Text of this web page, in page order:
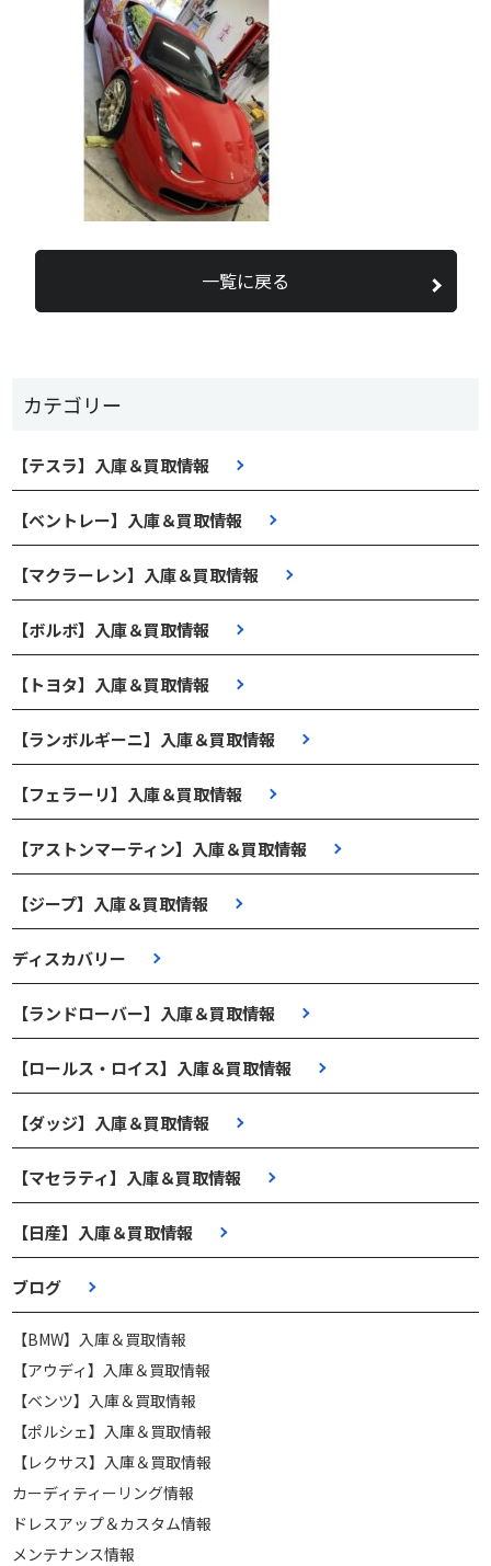
カテゴリー
【テスラ】入庫＆買取情報
【ベントレー】入庫＆買取情報
【マクラーレン】入庫＆買取情報
【ボルボ】入庫＆買取情報
【トヨタ】入庫＆買取情報
【ランボルギーニ】入庫＆買取情報
【フェラーリ】入庫＆買取情報
【アストンマーティン】入庫＆買取情報
【ジープ】入庫＆買取情報
ディスカバリー
【ランドローバー】入庫＆買取情報
【ロールス・ロイス】入庫＆買取情報
【ダッジ】入庫＆買取情報
【マセラティ】入庫＆買取情報
【日産】入庫＆買取情報
ブログ
【BMW】入庫＆買取情報
【アウディ】入庫＆買取情報
【ベンツ】入庫＆買取情報
【ポルシェ】入庫＆買取情報
【レクサス】入庫＆買取情報
カーディティーリング情報
ドレスアップ＆カスタム情報
メンテナンス情報
一覧に戻る